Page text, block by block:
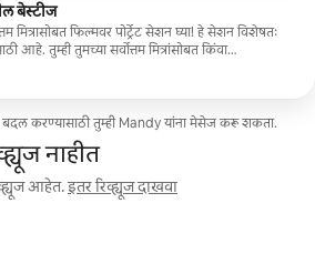
बेस्टीज
फिल्मवर पोर्ट्रेट सेशन घ्या! हे सेशन विशेषतः
आहे. तुम्ही तुमच्या सर्वोत्तम मित्रांसोबत किंवा
1 तास फोटो काढण्याचा वेळ समाविष्ट आहे.
हाय रिझोल्यूशन स्कॅन केलेल्या इमेजेस एका खाजगी
बदल करण्यासाठी तुम्ही Mandy यांना मेसेज करू शकता.
नाहीत
आहेत.इतर रिव्ह्यूज दाखवा